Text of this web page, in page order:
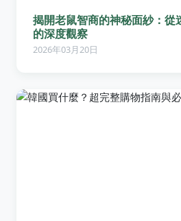
揭開老鼠智商的神秘面紗：從
的深度觀察
2026年03月20日